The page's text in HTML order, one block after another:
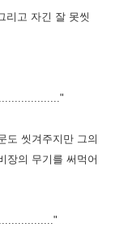
리고 자긴 잘 못씻
도 씻겨주지만 그의
장의 무기를 써먹어